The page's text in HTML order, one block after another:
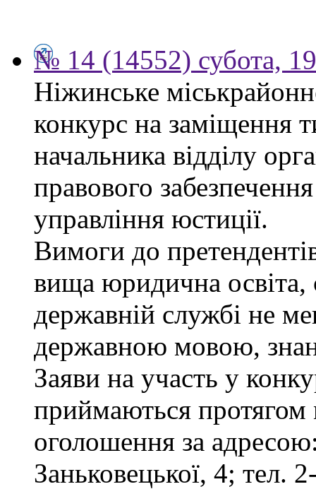
№ 14 (14552) субота,
Ніжинське
конкурс на заміщення
начальника відділу
правового
управління юстиції.
Вимоги до
вища юридична
державній службі не
державною мовою,
Заяви на участь у
приймаються протягом
оголошення за
Заньковецької, 4; тел.